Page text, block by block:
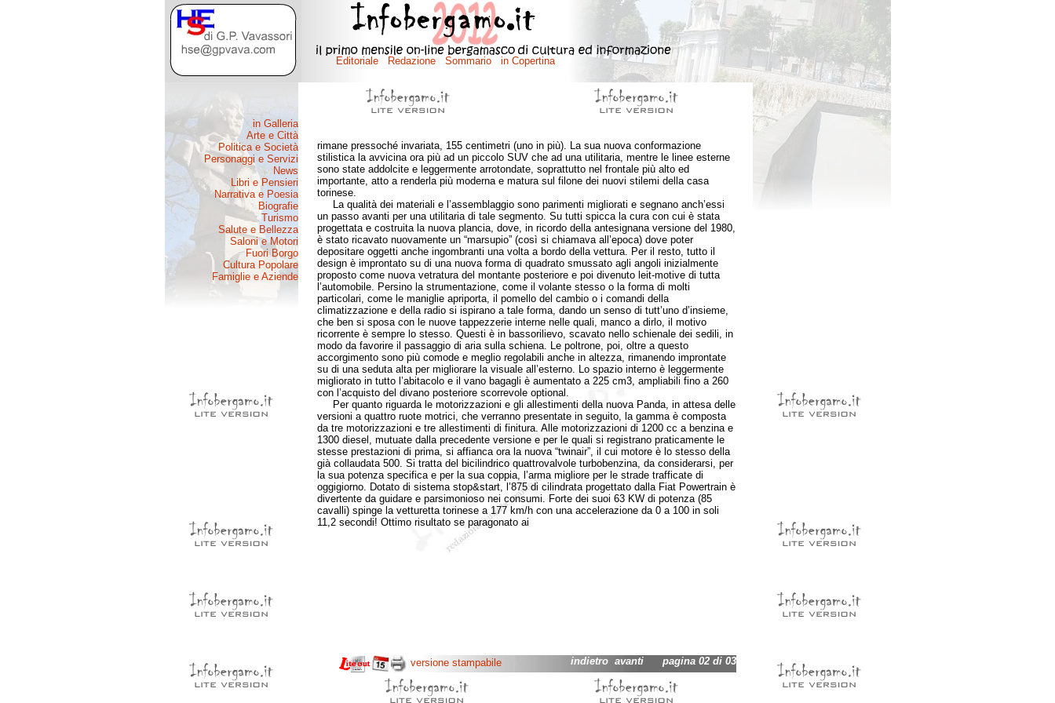
rimane pressoché invariata, 155 centimetri (uno in più). La sua nuova conformazione
stilistica la avvicina ora più ad un piccolo SUV che ad una utilitaria, mentre le linee esterne
sono state addolcite e leggermente arrotondate, soprattutto nel frontale più alto ed
importante, atto a renderla più moderna e matura sul filone dei nuovi stilemi della casa
torinese.
La qualità dei materiali e l’assemblaggio sono parimenti migliorati e segnano anch’essi
un passo avanti per una utilitaria di tale segmento. Su tutti spicca la cura con cui è stata
progettata e costruita la nuova plancia, dove, in ricordo della antesignana versione del 1980,
è stato ricavato nuovamente un “marsupio” (così si chiamava all’epoca) dove poter
depositare oggetti anche ingombranti una volta a bordo della vettura. Per il resto, tutto il
design è improntato su di una nuova forma di quadrato smussato agli angoli inizialmente
proposto come nuova vetratura del montante posteriore e poi divenuto leit-motive di tutta
l’automobile. Persino la strumentazione, come il volante stesso o la forma di molti
particolari, come le maniglie apriporta, il pomello del cambio o i comandi della
climatizzazione e della radio si ispirano a tale forma, dando un senso di tutt’uno d’insieme,
che ben si sposa con le nuove tappezzerie interne nelle quali, manco a dirlo, il motivo
ricorrente è sempre lo stesso. Questi è in bassorilievo, scavato nello schienale dei sedili, in
modo da favorire il passaggio di aria sulla schiena. Le poltrone, poi, oltre a questo
accorgimento sono più comode e meglio regolabili anche in altezza, rimanendo improntate
su di una seduta alta per migliorare la visuale all’esterno. Lo spazio interno è leggermente
migliorato in tutto l’abitacolo e il vano bagagli è aumentato a 225 cm3, ampliabili fino a 260
con l’acquisto del divano posteriore scorrevole optional.
Per quanto riguarda le motorizzazioni e gli allestimenti della nuova Panda, in attesa delle
versioni a quattro ruote motrici, che verranno presentate in seguito, la gamma è composta
da tre motorizzazioni e tre allestimenti di finitura. Alle motorizzazioni di 1200 cc a benzina e
1300 diesel, mutuate dalla precedente versione e per le quali si registrano praticamente le
stesse prestazioni di prima, si affianca ora la nuova “twinair”, il cui motore è lo stesso della
già collaudata 500. Si tratta del bicilindrico quattrovalvole turbobenzina, da considerarsi, per
la sua potenza specifica e per la sua coppia, l’arma migliore per le strade trafficate di
oggigiorno. Dotato di sistema stop&start, l’875 di cilindrata progettato dalla Fiat Powertrain è
divertente da guidare e parsimonioso nei consumi. Forte dei suoi 63 KW di potenza (85
cavalli) spinge la vetturetta torinese a 177 km/h con una accelerazione da 0 a 100 in soli
11,2 secondi! Ottimo risultato se paragonato ai
versione stampabile indietro avantipagina 02 di 03